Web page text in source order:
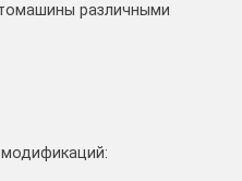
различными